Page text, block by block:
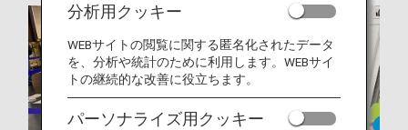
分析用クッキー
WEBサイトの閲覧に関する匿名化されたデータ
を、分析や統計のために利用します。WEBサイ
トの継続的な改善に役立ちます。
パーソナライズ用クッキー